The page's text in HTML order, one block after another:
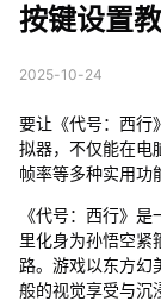
按键设置
2025-10-24
要让《代号：西行
拟器，不仅能在电
帧率等多种实用功
《代号：西行》
里化身为孙悟空紧
路。游戏以东方幻
般的视觉享受与沉